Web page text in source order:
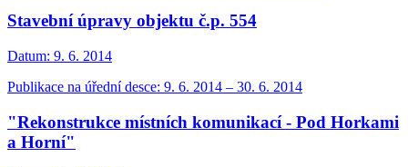
Stavební úpravy objektu č.p. 554
Datum: 9. 6. 2014
Publikace na úřední desce: 9. 6. 2014 – 30. 6. 2014
"Rekonstrukce místních komunikací - Pod Horkami
a Horní"